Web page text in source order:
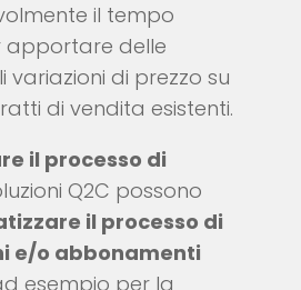
il tempo
apportare delle
variazioni di prezzo su
di vendita esistenti.
il processo di
Q2C possono
il processo di
e/o abbonamenti
esempio per la